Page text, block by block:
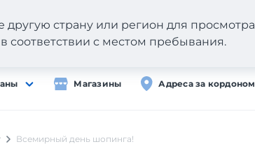
Магазины Адреса за кордоном
другую страну или регион для просмотра
в соответствии с местом пребывания.
Всемирный день шопинга!